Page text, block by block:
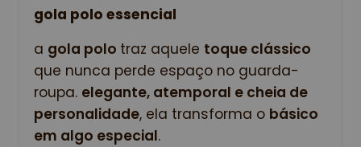
gola polo essencial
a gola polo traz aquele toque clássico
que nunca perde espaço no guarda-
roupa. elegante, atemporal e cheia de
personalidade, ela transforma o básico
em algo especial.